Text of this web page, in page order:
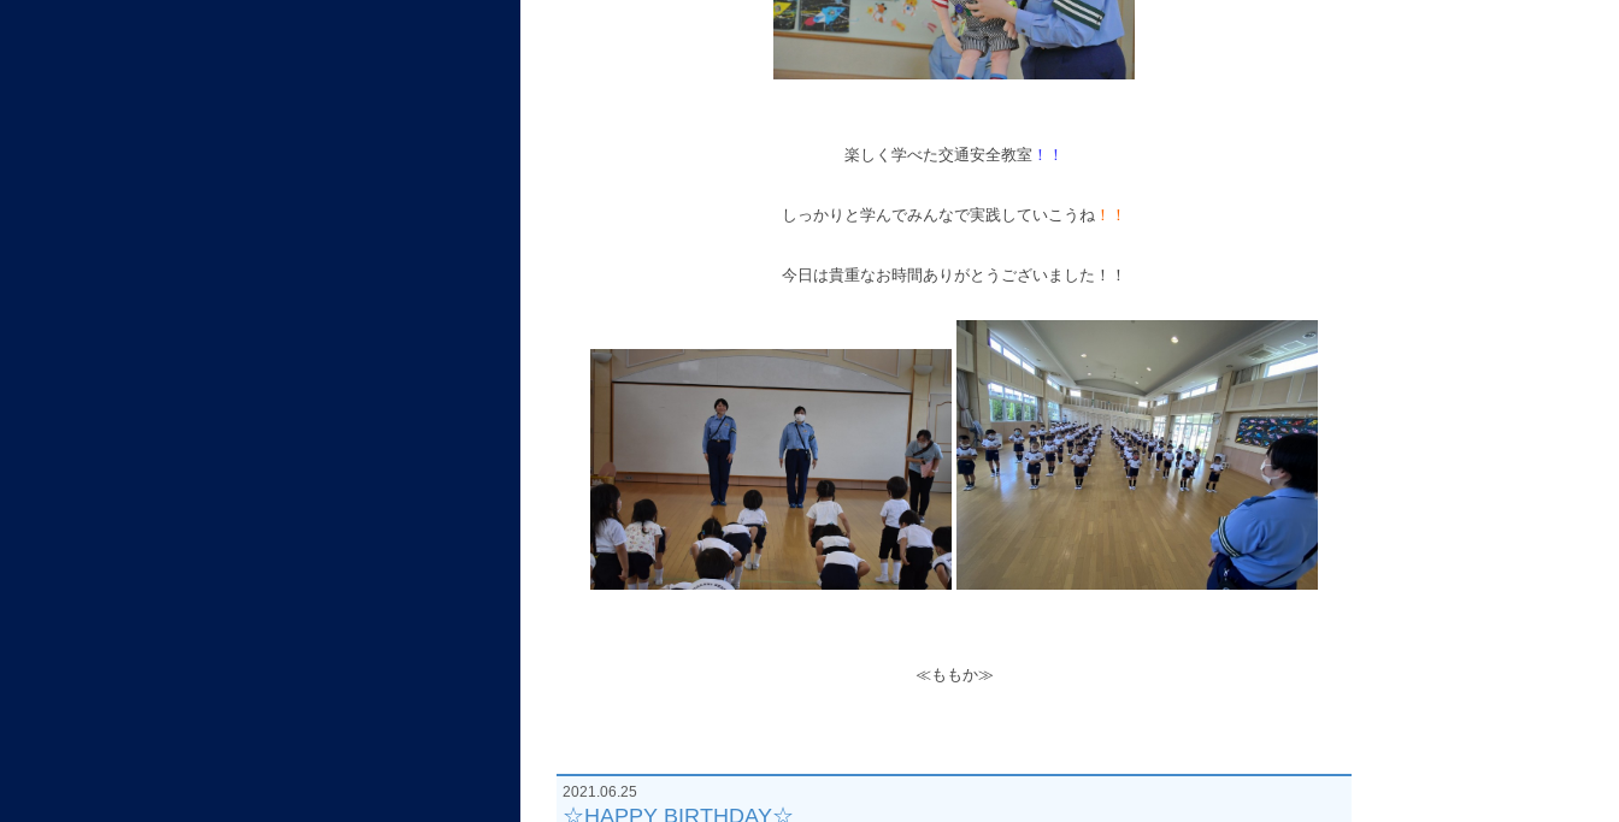
楽しく学べた交通安全教室 ！！
しっかりと学んでみんなで実践していこうね ！！
今日は貴重なお時間ありがとうございました！！
≪ももか≫
2021.06.25
☆HAPPY BIRTHDAY☆